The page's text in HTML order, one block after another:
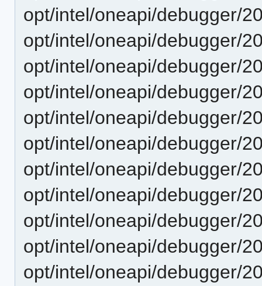
opt/intel/oneapi/debugger/
opt/intel/oneapi/debugger/
opt/intel/oneapi/debugger/
opt/intel/oneapi/debugger/
opt/intel/oneapi/debugger/
opt/intel/oneapi/debugger/
opt/intel/oneapi/debugger/
opt/intel/oneapi/debugger/
opt/intel/oneapi/debugger/
opt/intel/oneapi/debugger/
opt/intel/oneapi/debugger/